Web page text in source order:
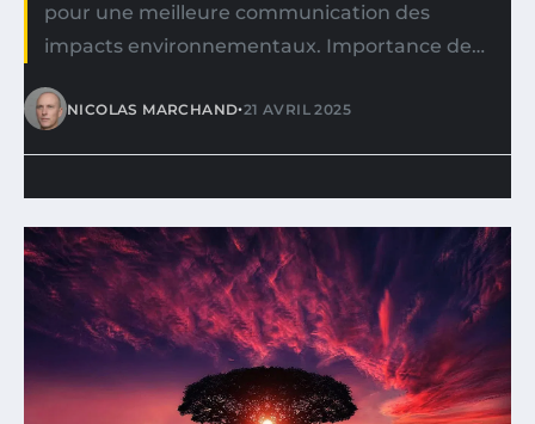
pour une meilleure communication des
impacts environnementaux. Importance de…
NICOLAS MARCHAND•21 AVRIL 2025